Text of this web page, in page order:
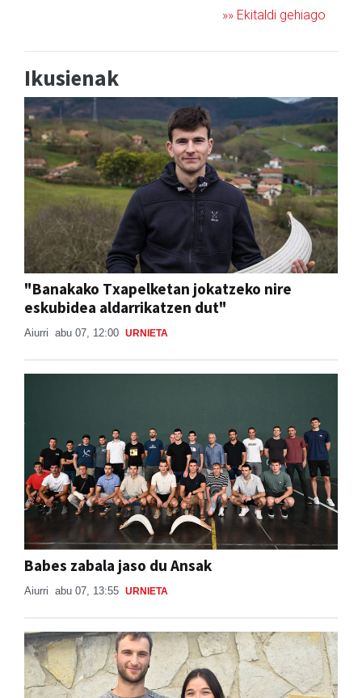
»» Ekitaldi gehiago
Ikusienak
"Banakako Txapelketan jokatzeko nire
eskubidea aldarrikatzen dut"
Aiurri abu 07, 12:00 URNIETA
Babes zabala jaso du Ansak
Aiurri abu 07, 13:55 URNIETA